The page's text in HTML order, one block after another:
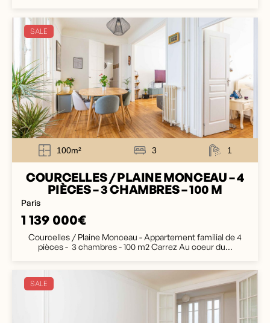
SALE
100m² 3 1
COURCELLES / PLAINE MONCEAU – 4
PIÈCES – 3 CHAMBRES – 100 M
Paris
1 139 000€
Courcelles / Plaine Monceau - Appartement familial de 4
pièces - 3 chambres - 100 m2 Carrez Au coeur du...
SALE